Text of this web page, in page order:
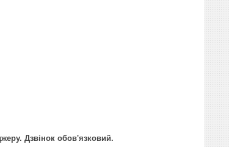
Дзвінок обов'язковий.